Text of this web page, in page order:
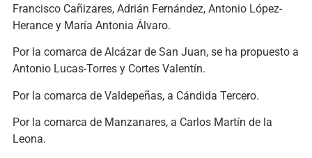
Francisco Cañizares, Adrián Fernández, Antonio López-
Herance y María Antonia Álvaro.
Por la comarca de Alcázar de San Juan, se ha propuesto a
Antonio Lucas-Torres y Cortes Valentín.
Por la comarca de Valdepeñas, a Cándida Tercero.
Por la comarca de Manzanares, a Carlos Martín de la
Leona.